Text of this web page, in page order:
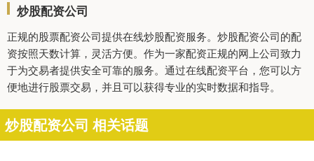
炒股配资公司
正规的股票配资公司提供在线炒股配资服务。炒股配资公司的配
资按照天数计算，灵活方便。作为一家配资正规的网上公司致力
于为交易者提供安全可靠的服务。通过在线配资平台，您可以方
便地进行股票交易，并且可以获得专业的实时数据和指导。
炒股配资公司 相关话题